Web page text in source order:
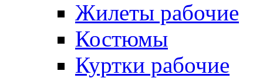
Жилеты рабочие
Костюмы
Куртки рабочие